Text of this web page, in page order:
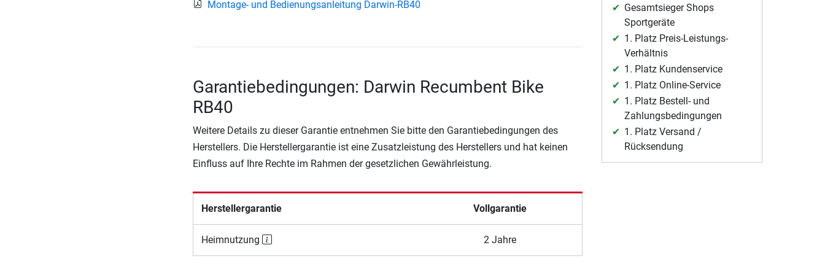
Montage- und Bedienungsanleitung Darwin-RB40
Garantiebedingungen: Darwin Recumbent Bike
RB40
Weitere Details zu dieser Garantie entnehmen Sie bitte den Garantiebedingungen des
Herstellers. Die Herstellergarantie ist eine Zusatzleistung des Herstellers und hat keinen
Einfluss auf Ihre Rechte im Rahmen der gesetzlichen Gewährleistung.
Herstellergarantie Vollgarantie
Heimnutzung 2 Jahre
Gesamtsieger Shops
Sportgeräte
1. Platz Preis-Leistungs-
Verhältnis
1. Platz Kundenservice
1. Platz Online-Service
1. Platz Bestell- und
Zahlungsbedingungen
1. Platz Versand /
Rücksendung